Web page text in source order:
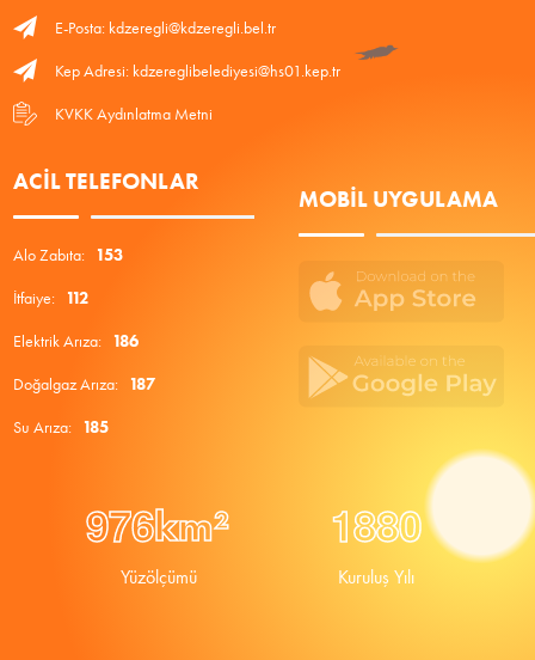
E-Posta: kdzeregli@kdzeregli.bel.tr
Kep Adresi: kdzereglibelediyesi@hs01.kep.tr
KVKK Aydınlatma Metni
ACIL TELEFONLAR
Alo Zabıta: 153
İtfaiye: 112
Elektrik Arıza: 186
Doğalgaz Arıza: 187
Su Arıza: 185
MOBIL UYGULAMA
976km²
Yüzölçümü
1880
Kuruluş Yılı